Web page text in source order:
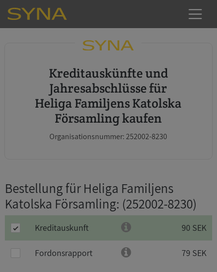
Kreditauskünfte und
Jahresabschlüsse für
Heliga Familjens Katolska
Församling kaufen
Organisationsnummer: 252002-8230
Bestellung für Heliga Familjens
Katolska Församling: (252002-8230)
Kreditauskunft 90 SEK
Fordonsrapport 79 SEK